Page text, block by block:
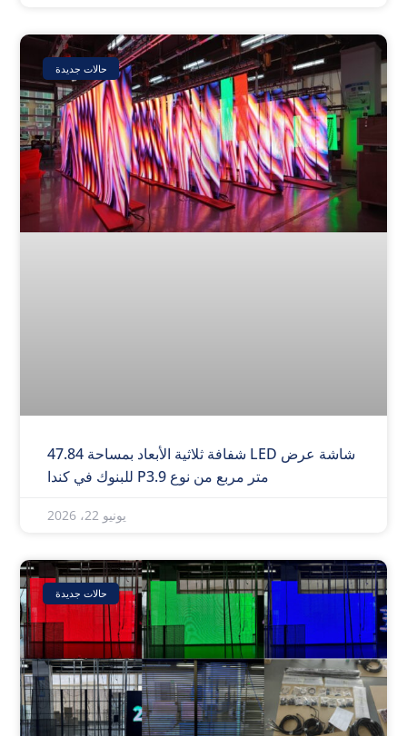
حالات جديدة
شاشة عرض LED شفافة ثلاثية الأبعاد بمساحة 47.84
متر مربع من نوع P3.9 للبنوك في كندا
يونيو 22، 2026
حالات جديدة